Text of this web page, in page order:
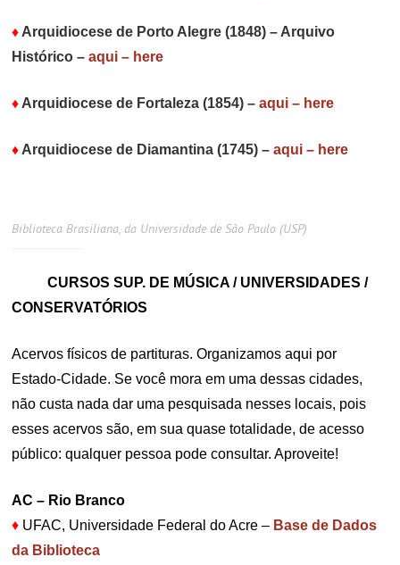
♦ Arquidiocese de Porto Alegre (1848) – Arquivo
Histórico –aqui – here
♦ Arquidiocese de Fortaleza (1854) –aqui – here
♦ Arquidiocese de Diamantina (1745) –aqui – here
Biblioteca Brasiliana, da Universidade de São Paulo (USP)
CURSOS SUP. DE MÚSICA / UNIVERSIDADES /
CONSERVATÓRIOS
Acervos físicos de partituras. Organizamos aqui por
Estado-Cidade. Se você mora em uma dessas cidades,
não custa nada dar uma pesquisada nesses locais, pois
esses acervos são, em sua quase totalidade, de acesso
público: qualquer pessoa pode consultar. Aproveite!
AC – Rio Branco
♦ UFAC, Universidade Federal do Acre – Base de Dados
da Biblioteca